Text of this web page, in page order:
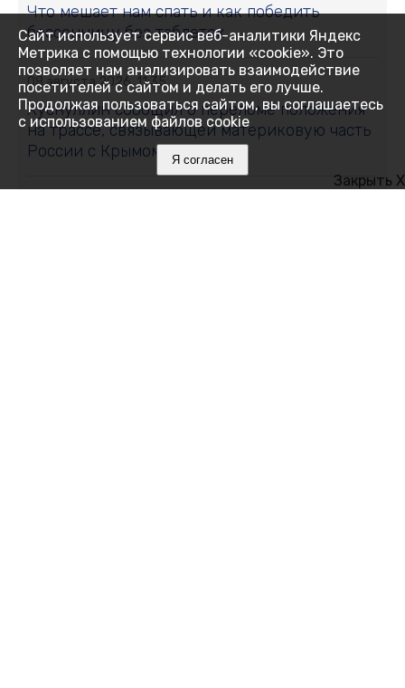
Что мешает нам спать и как победить
бессонницу без таблеток
08 августа 2026, 11:35
Хуснуллин сообщил о переломе положения
на трассе, связывающей материковую часть
России с Крымом
Закрыть X
Сайт использует сервис веб-аналитики Яндекс
Метрика с помощью технологии «cookie». Это
позволяет нам анализировать взаимодействие
посетителей с сайтом и делать его лучше.
Продолжая пользоваться сайтом, вы соглашаетесь
с использованием файлов cookie
Я согласен